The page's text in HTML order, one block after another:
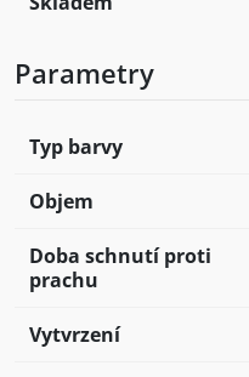
Parametry
Typ barvy
Objem
Doba schnutí proti
prachu
Vytvrzení